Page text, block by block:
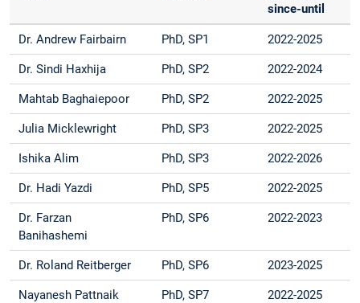
since-until
Dr. Andrew Fairbairn PhD, SP1 2022-2025
Dr. Sindi Haxhija PhD, SP2 2022-2024
Mahtab Baghaiepoor PhD, SP2 2022-2025
Julia Micklewright PhD, SP3 2022-2025
Ishika Alim PhD, SP3 2022-2026
Dr. Hadi Yazdi PhD, SP5 2022-2025
Dr. Farzan
Banihashemi
PhD, SP6 2022-2023
Dr. Roland Reitberger PhD, SP6 2023-2025
Nayanesh Pattnaik PhD, SP7 2022-2025